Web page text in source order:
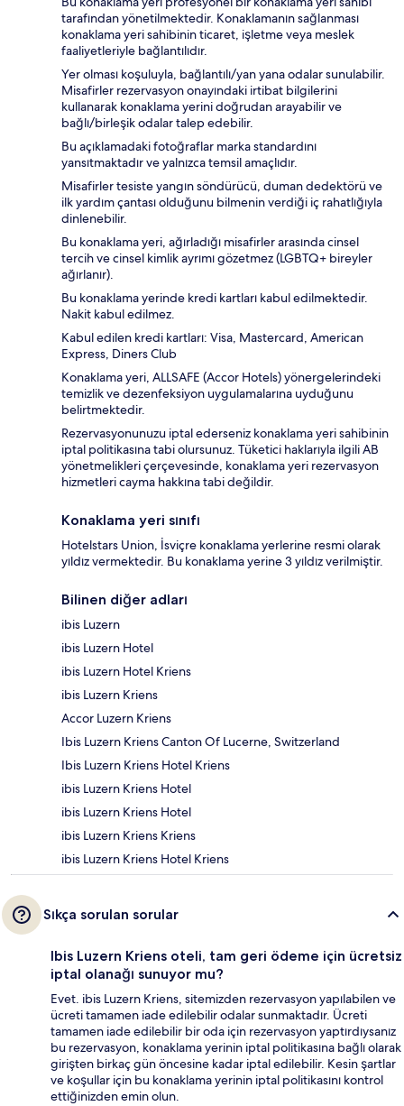
tarafından yönetilmektedir. Konaklamanın sağlanması
konaklama yeri sahibinin ticaret, işletme veya meslek
faaliyetleriyle bağlantılıdır.
Yer olması koşuluyla, bağlantılı/yan yana odalar sunulabilir.
Misafirler rezervasyon onayındaki irtibat bilgilerini
kullanarak konaklama yerini doğrudan arayabilir ve
bağlı/birleşik odalar talep edebilir.
Bu açıklamadaki fotoğraflar marka standardını
yansıtmaktadır ve yalnızca temsil amaçlıdır.
Misafirler tesiste yangın söndürücü, duman dedektörü ve
ilk yardım çantası olduğunu bilmenin verdiği iç rahatlığıyla
dinlenebilir.
Bu konaklama yeri, ağırladığı misafirler arasında cinsel
tercih ve cinsel kimlik ayrımı gözetmez (LGBTQ+ bireyler
ağırlanır).
Bu konaklama yerinde kredi kartları kabul edilmektedir.
Nakit kabul edilmez.
Kabul edilen kredi kartları: Visa, Mastercard, American
Express, Diners Club
Konaklama yeri, ALLSAFE (Accor Hotels) yönergelerindeki
temizlik ve dezenfeksiyon uygulamalarına uyduğunu
belirtmektedir.
Rezervasyonunuzu iptal ederseniz konaklama yeri sahibinin
iptal politikasına tabi olursunuz. Tüketici haklarıyla ilgili AB
yönetmelikleri çerçevesinde, konaklama yeri rezervasyon
hizmetleri cayma hakkına tabi değildir.
Konaklama yeri sınıfı
Hotelstars Union, İsviçre konaklama yerlerine resmi olarak
yıldız vermektedir. Bu konaklama yerine 3 yıldız verilmiştir.
Bilinen diğer adları
ibis Luzern
ibis Luzern Hotel
ibis Luzern Hotel Kriens
ibis Luzern Kriens
Accor Luzern Kriens
Ibis Luzern Kriens Canton Of Lucerne, Switzerland
Ibis Luzern Kriens Hotel Kriens
ibis Luzern Kriens Hotel
ibis Luzern Kriens Hotel
ibis Luzern Kriens Kriens
ibis Luzern Kriens Hotel Kriens
Sıkça sorulan sorular
Ibis Luzern Kriens oteli, tam geri ödeme için ücretsiz
iptal olanağı sunuyor mu?
Evet. ibis Luzern Kriens, sitemizden rezervasyon yapılabilen ve
ücreti tamamen iade edilebilir odalar sunmaktadır. Ücreti
tamamen iade edilebilir bir oda için rezervasyon yaptırdıysanız
bu rezervasyon, konaklama yerinin iptal politikasına bağlı olarak
girişten birkaç gün öncesine kadar iptal edilebilir. Kesin şartlar
ve koşullar için bu konaklama yerinin iptal politikasını kontrol
ettiğinizden emin olun.